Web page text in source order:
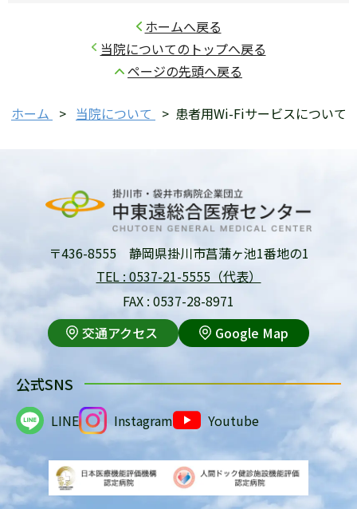
当院についてのトップへ戻る
ホームへ戻る
ページの先頭へ戻る
ホーム > 当院について > 患者用Wi-Fiサービスについて
〒436-8555 静岡県掛川市菖蒲ヶ池1番地の1
TEL : 0537-21-5555（代表）
FAX : 0537-28-8971
交通アクセス
Google Map
公式SNS
LINE Instagram Youtube